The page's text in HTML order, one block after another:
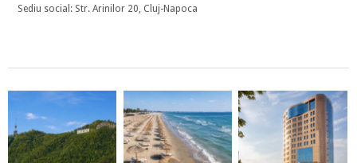
Sediu social: Str. Arinilor 20, Cluj-Napoca